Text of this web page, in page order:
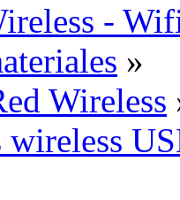
-
»
Wireless
wireless